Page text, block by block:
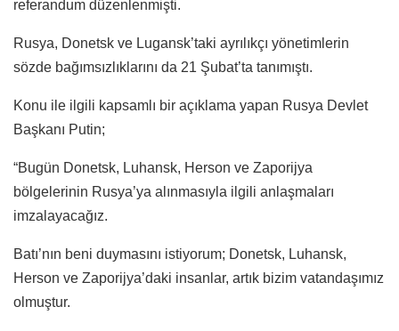
referandum düzenlenmişti.
Rusya, Donetsk ve Lugansk’taki ayrılıkçı yönetimlerin
sözde bağımsızlıklarını da 21 Şubat’ta tanımıştı.
Konu ile ilgili kapsamlı bir açıklama yapan Rusya Devlet
Başkanı Putin;
“Bugün Donetsk, Luhansk, Herson ve Zaporijya
bölgelerinin Rusya’ya alınmasıyla ilgili anlaşmaları
imzalayacağız.
Batı’nın beni duymasını istiyorum; Donetsk, Luhansk,
Herson ve Zaporijya’daki insanlar, artık bizim vatandaşımız
olmuştur.